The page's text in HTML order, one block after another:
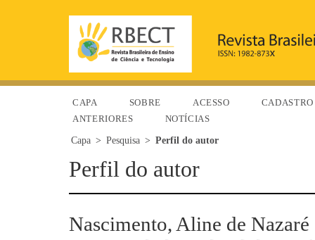
CAPA SOBRE ACESSO
CADASTRO
ANTERIORES
NOTÍCIAS
Capa > Pesquisa > Perfil do autor
Perfil do autor
Nascimento, Aline de